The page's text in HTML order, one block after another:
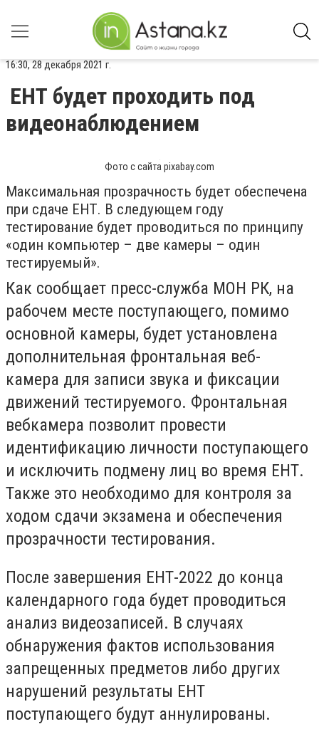
16:30, 28 декабря 2021 г.
ЕНТ будет проходить под
видеонаблюдением
Фото с сайта pixabay.com
Максимальная прозрачность будет обеспечена
при сдаче ЕНТ. В следующем году
тестирование будет проводиться по принципу
«один компьютер – две камеры – один
тестируемый».
Как сообщает пресс-служба МОН РК, на
рабочем месте поступающего, помимо
основной камеры, будет установлена
дополнительная фронтальная веб-
камера для записи звука и фиксации
движений тестируемого. Фронтальная
вебкамера позволит провести
идентификацию личности поступающего
и исключить подмену лиц во время ЕНТ.
Также это необходимо для контроля за
ходом сдачи экзамена и обеспечения
прозрачности тестирования.
После завершения ЕНТ-2022 до конца
календарного года будет проводиться
анализ видеозаписей. В случаях
обнаружения фактов использования
запрещенных предметов либо других
нарушений результаты ЕНТ
поступающего будут аннулированы.